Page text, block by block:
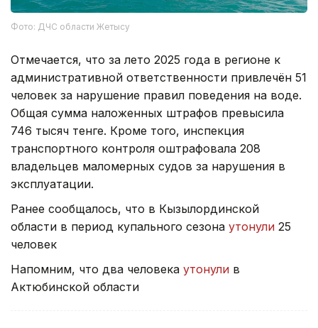
Фото: ДЧС области Жетысу
Отмечается, что за лето 2025 года в регионе к
административной ответственности привлечён 51
человек за нарушение правил поведения на воде.
Общая сумма наложенных штрафов превысила
746 тысяч тенге. Кроме того, инспекция
транспортного контроля оштрафовала 208
владельцев маломерных судов за нарушения в
эксплуатации.
Ранее сообщалось, что в Кызылординской
области в период купального сезона утонули 25
человек
Напомним, что два человека утонули в
Актюбинской области